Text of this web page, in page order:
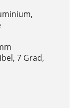
7 Grad,